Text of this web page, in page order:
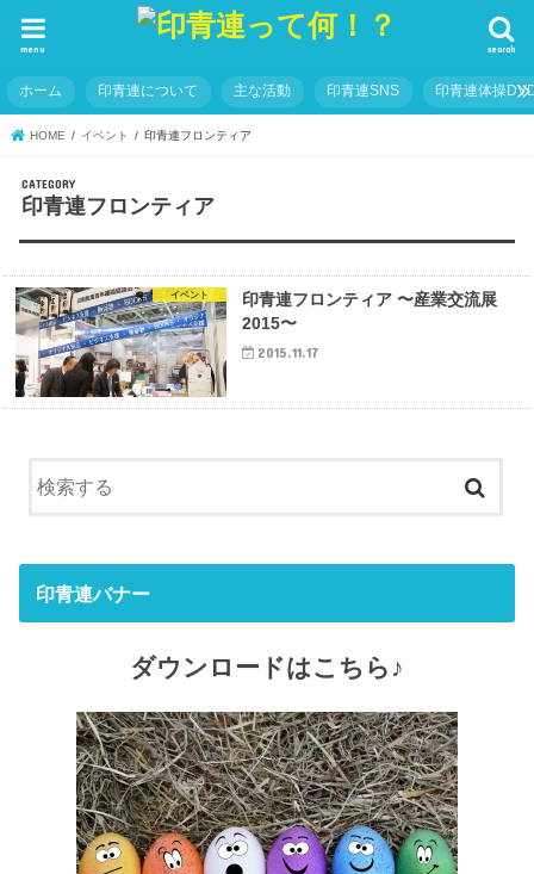
search
menu
ホーム 印青連について 主な活動 印青連SNS 印青連体操
HOME イベント 印青連フロンティア
印青連フロンティア
イベント
印青連フロンティア 〜産業交流展
2015〜
2015.11.17
印青連バナー
ダウンロードはこちら♪